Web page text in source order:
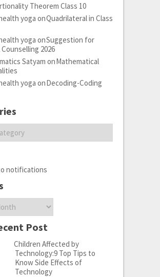
Theorem Class 10
yoga onQuadrilateral in Class
yoga onSuggestion for
Counselling 2026
Satyam onMathematical
yoga onDecoding-Coding
notifications
Post
Children Affected by
Technology:9 Top Tips to
Know Side Effects of
Technology